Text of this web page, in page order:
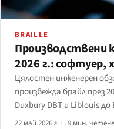
BRAILLE
Производствени
2026 г.: софтуер,
Цялостен инженерен
произвежда брайл през
Duxbury DBT и Liblouis
фамилиите релефни
22 май 2026 г. · 19 мин. четене